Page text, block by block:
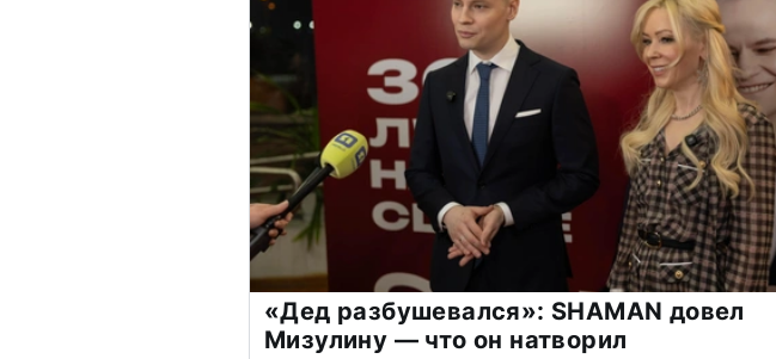
«Дед разбушевался»: SHAMAN довел
Мизулину — что он натворил